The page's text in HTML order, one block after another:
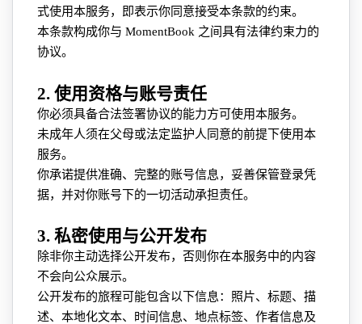
式使用本服务，即表示你同意接受本条款的约束。
本条款构成你与 MomentBook 之间具有法律约束力的
协议。
2. 使用资格与账号责任
你必须具备合法签署协议的能力方可使用本服务。
未成年人须在父母或法定监护人同意的前提下使用本
服务。
你承诺提供准确、完整的账号信息，妥善保管登录凭
据，并对你账号下的一切活动承担责任。
3. 私密使用与公开发布
除非你主动选择公开发布，否则你在本服务中的内容
不会向公众展示。
公开发布的旅程可能包含以下信息：照片、标题、描
述、本地化文本、时间信息、地点标签、作者信息及